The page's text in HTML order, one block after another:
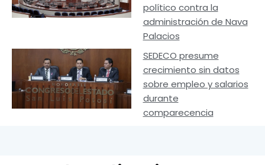
político contra la
administración de Nava
Palacios
SEDECO presume
crecimiento sin datos
sobre empleo y salarios
durante
comparecencia